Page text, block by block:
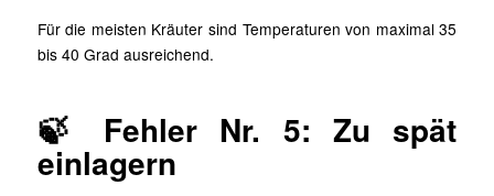
Für die meisten Kräuter sind Temperaturen von maximal 35
bis 40 Grad ausreichend.
🍃 Fehler Nr. 5: Zu spät
einlagern